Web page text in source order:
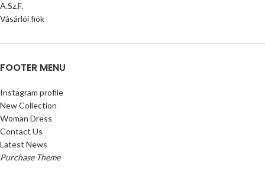
Á.Sz.F.
Vásárlói fiók
FOOTER MENU
Instagram profile
New Collection
Woman Dress
Contact Us
Latest News
Purchase Theme